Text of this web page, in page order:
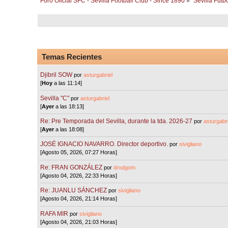
Temas Recientes
Djibril SOW porasturgabriel
[Hoy a las 11:14]
Sevilla "C"porasturgabriel
[Ayera las 18:13]
Re: Pre Temporada del Sevilla, durante la tda. 2026-27 por
[Ayera las 18:08]
JOSÉ IGNACIO NAVARRO. Director deportivo. porsivigliano
[Agosto 05, 2026, 07:27 Horas]
Re: FRAN GONZÁLEZ pordrodgom
[Agosto 04, 2026, 22:33 Horas]
Re: JUANLU SÁNCHEZ porsivigliano
[Agosto 04, 2026, 21:14 Horas]
RAFA MIR porsivigliano
[Agosto 04, 2026, 21:03 Horas]